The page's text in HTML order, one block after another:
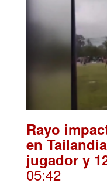
Rayo
en
jugador y
05:42